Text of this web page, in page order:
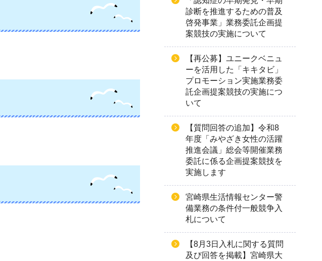
診断を推進するための普及
啓発事業」業務委託企画提
案競技の実施について
【再公募】ユニークベニュ
ーを活用した「キキタビ」
プロモーション実施業務委
託企画提案競技の実施につ
いて
【質問回答の追加】令和8
年度「みやざき女性の活躍
推進会議」総会等開催業務
委託に係る企画提案競技を
実施します
宮崎県生活情報センター警
備業務の条件付一般競争入
札について
【8月3日入札に関する質問
及び回答を掲載】宮崎県大